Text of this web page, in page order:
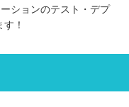
ションのテスト・デプ
！